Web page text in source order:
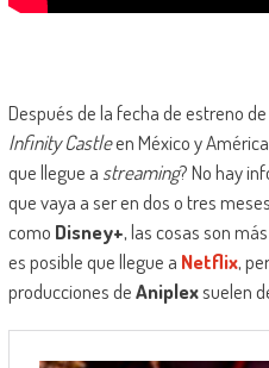
Después de la fecha de estreno de
Infinity Castleen México y
que llegue a streaming? No hay
que vaya a ser en dos o tres
como Disney+, las cosas son
es posible que llegue a Netflix,
producciones deAniplexsuelen